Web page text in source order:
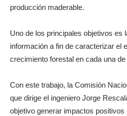
producción maderable.
Uno de los principales objetivos es
información a fin de caracterizar el
crecimiento forestal en cada una
Con este trabajo, la Comisión
que dirige el ingeniero Jorge
objetivo generar impactos